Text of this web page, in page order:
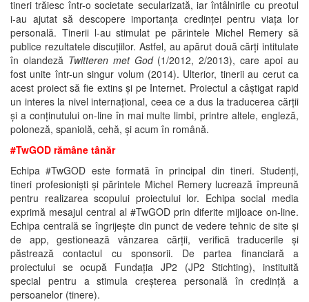
tineri trăiesc într-o societate secularizată, iar întâlnirile cu preotul
i-au ajutat să descopere importanța credinței pentru viața lor
personală. Tinerii l-au stimulat pe părintele Michel Remery să
publice rezultatele discuțiilor. Astfel, au apărut două cărți intitulate
în olandeză Twitteren met God(1/2012, 2/2013), care apoi au
fost unite într-un singur volum (2014). Ulterior, tinerii au cerut ca
acest proiect să fie extins și pe Internet. Proiectul a câștigat rapid
un interes la nivel internațional, ceea ce a dus la traducerea cărții
și a conținutului on-line în mai multe limbi, printre altele, engleză,
poloneză, spaniolă, cehă, și acum în română.
#TwGOD rămâne tânăr
Echipa #TwGOD este formată în principal din tineri. Studenți,
tineri profesioniști și părintele Michel Remery lucrează împreună
pentru realizarea scopului proiectului lor. Echipa social media
exprimă mesajul central al #TwGOD prin diferite mijloace on-line.
Echipa centrală se îngrijește din punct de vedere tehnic de site și
de app, gestionează vânzarea cărții, verifică traducerile și
păstrează contactul cu sponsorii. De partea financiară a
proiectului se ocupă Fundația JP2 (JP2 Stichting), instituită
special pentru a stimula creșterea personală în credință a
persoanelor (tinere).